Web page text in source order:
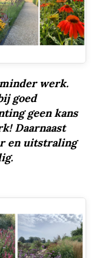
werk.
goed
geen kans
Daarnaast
en uitstraling